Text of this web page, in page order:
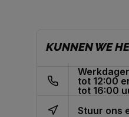
KUNNEN WE
tot 12:00
tot 16:00
Stuur ons